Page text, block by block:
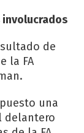
involucrados
de
la FA
una
delantero